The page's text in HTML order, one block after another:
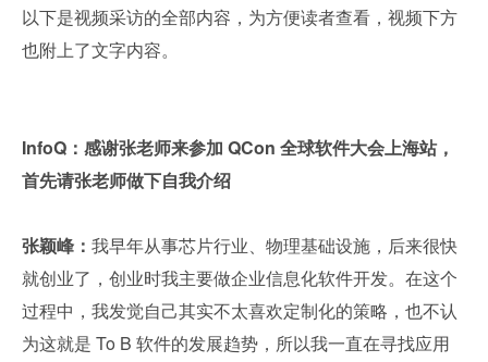
以下是视频采访的全部内容，为方便读者查看，视频下方
也附上了文字内容。
InfoQ：感谢张老师来参加 QCon 全球软件大会上海站，
首先请张老师做下自我介绍
张颖峰： 我早年从事芯片行业、物理基础设施，后来很快
就创业了，创业时我主要做企业信息化软件开发。在这个
过程中，我发觉自己其实不太喜欢定制化的策略，也不认
为这就是 To B 软件的发展趋势，所以我一直在寻找应用